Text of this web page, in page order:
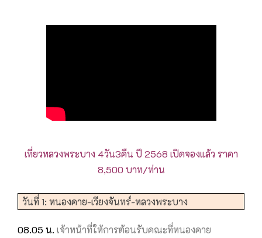
เที่ยวหลวงพระบาง 4วัน3คืน ปี 2568 เปิดจองแล้ว ราคา
8,500 บาท/ท่าน
วันที่ 1: หนองคาย-เวียงจันทร์-หลวงพระบาง
08.05 น. เจ้าหน้าที่ให้การต้อนรับคณะที่หนองคาย